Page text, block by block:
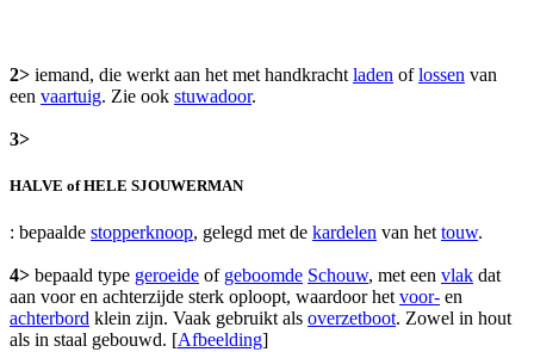
2> iemand, die werkt aan het met handkracht laden oflossen van
een vaartuig. Zie ook stuwadoor.
3>
HALVE of HELE SJOUWERMAN
: bepaalde stopperknoop, gelegd met de kardelen van het touw.
4> bepaald type geroeide of geboomde Schouw, met een vlak dat
aan voor en achterzijde sterk oploopt, waardoor het voor- en
achterbord klein zijn. Vaak gebruikt als overzetboot. Zowel in hout
als in staal gebouwd. [Afbeelding]